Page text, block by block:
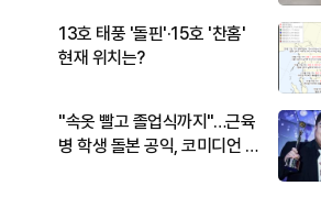
13호 태풍 '돌핀'·15호 '찬홈'
현재 위치는?
"속옷 빨고 졸업식까지"…근육
병 학생 돌본 공익, 코미디언 김